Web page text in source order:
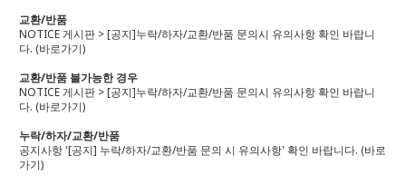
교환/반품
NOTICE 게시판 > [공지]누락/하자/교환/반품 문의시 유의사항 확인 바랍니
다. (바로가기)
교환/반품 불가능한 경우
NOTICE 게시판 > [공지]누락/하자/교환/반품 문의시 유의사항 확인 바랍니
다. (바로가기)
누락/하자/교환/반품
공지사항 '[공지] 누락/하자/교환/반품 문의 시 유의사항' 확인 바랍니다. (바로
가기)